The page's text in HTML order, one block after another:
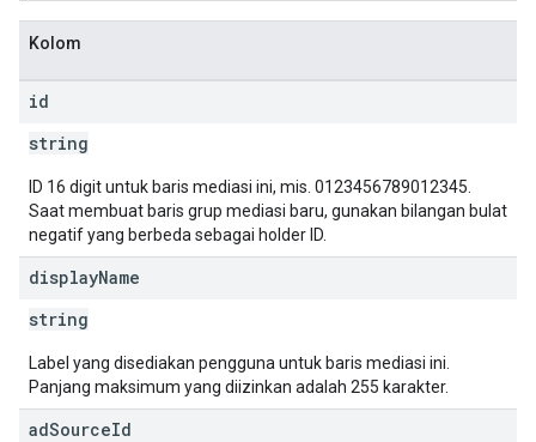
Kolom
id
string
ID 16 digit untuk baris mediasi ini, mis. 0123456789012345.
Saat membuat baris grup mediasi baru, gunakan bilangan bulat
negatif yang berbeda sebagai holder ID.
displayName
string
Label yang disediakan pengguna untuk baris mediasi ini.
Panjang maksimum yang diizinkan adalah 255 karakter.
adSourceId